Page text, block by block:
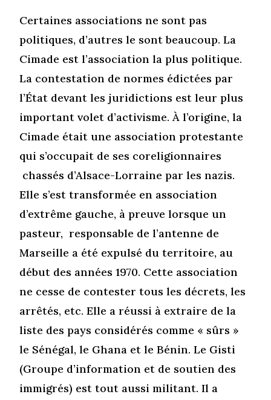
Certaines associations ne sont pas
politiques, d’autres le sont beaucoup. La
Cimade est l’association la plus politique.
La contestation de normes édictées par
l’État devant les juridictions est leur plus
important volet d’activisme. À l’origine, la
Cimade était une association protestante
qui s’occupait de ses coreligionnaires
chassés d’Alsace-Lorraine par les nazis.
Elle s’est transformée en association
d’extrême gauche, à preuve lorsque un
pasteur, responsable de l’antenne de
Marseille a été expulsé du territoire, au
début des années 1970. Cette association
ne cesse de contester tous les décrets, les
arrêtés, etc. Elle a réussi à extraire de la
liste des pays considérés comme « sûrs »
le Sénégal, le Ghana et le Bénin. Le Gisti
(Groupe d’information et de soutien des
immigrés) est tout aussi militant. Il a